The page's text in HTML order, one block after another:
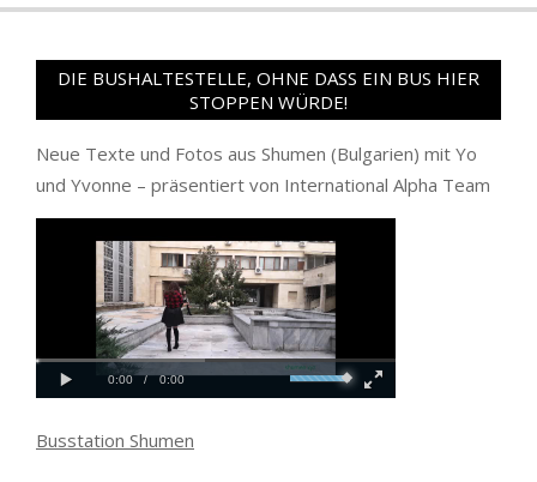
DIE BUSHALTESTELLE, OHNE DASS EIN BUS HIER
STOPPEN WÜRDE!
Neue Texte und Fotos aus Shumen (Bulgarien) mit Yo
und Yvonne – präsentiert von International Alpha Team
Busstation Shumen